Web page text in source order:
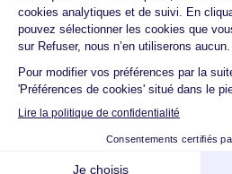
peut être exigé d'un
d'un ou plusieurs
© 2026 Guide du crédit •
Accessibilité